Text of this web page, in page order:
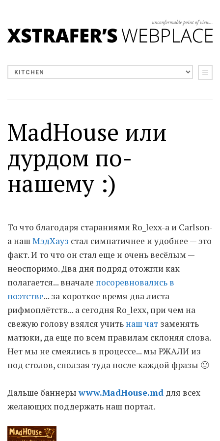
MadHouse или
дурдом по-
нашему :)
То что благодаря стараниями Ro_lexx-a и Carlson-
a нашМэдХауз стал симпатичнее и удобнее — это
факт. И то что он стал еще и очень весёлым —
неоспоримо. Два дня подряд отожгли как
полагается... вначале посоревновались в
поэтстве... за короткое время два листа
рифмоплётств... а сегодня Ro_lexx, при чем на
свежую голову взялся учить наш чат заменять
матюки, да еще по всем правилам склоняя слова.
Нет мы не смеялись в процессе... мы РЖАЛИ из
под столов, сползая туда после каждой фразы 🙂
Дальше баннерыwww.MadHouse.md для всех
желающих поддержать наш портал.
Moldova sightseeings
Blog Archives
To-Do
Wishlist
Связаться со мной
TAGZZZZ
24-70/2.8(52) 35mm/1.4(14)
75mm/f1.2 (17) 85/1.4D(15)
drone(19) fujifilm(28) hobby(32)
homestudio(16) howto(17)